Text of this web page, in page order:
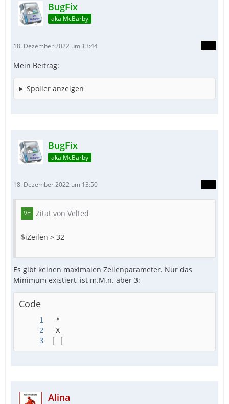
BugFix
aka McBarby
18. Dezember 2022 um 13:44
Mein Beitrag:
Spoiler anzeigen
BugFix
aka McBarby
18. Dezember 2022 um 13:50
Zitat von Velted
$iZeilen > 32
Es gibt keinen maximalen Zeilenparameter. Nur das
Minimum existiert, ist m.M.n. aber 3:
Code
Alina